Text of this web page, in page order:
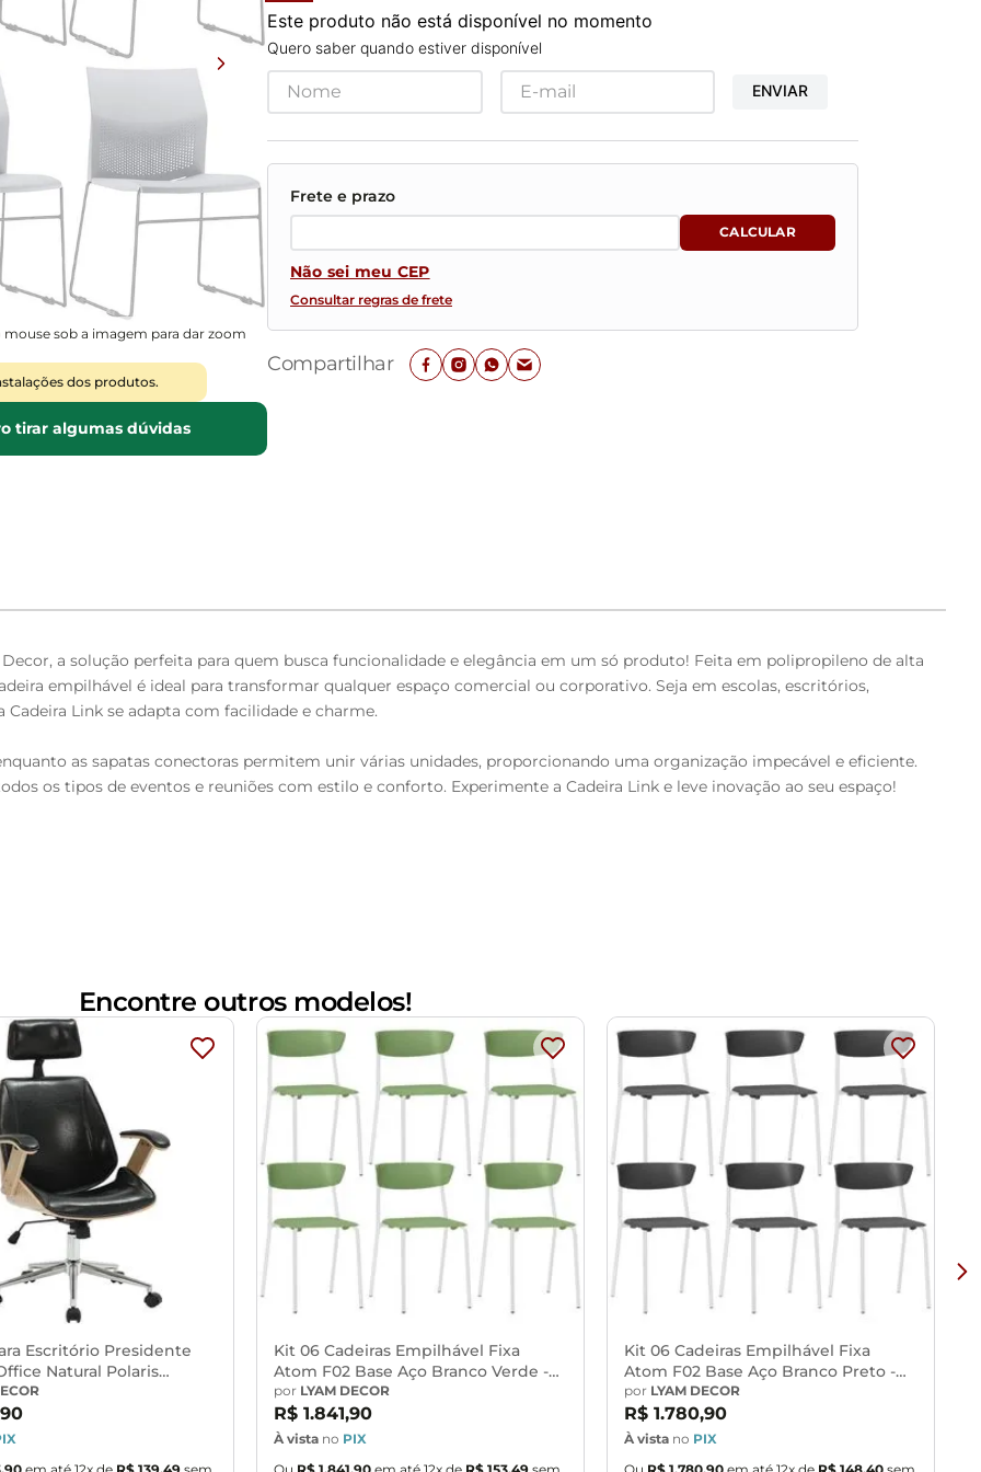
Baú Organizador
Ver todos
mouse sob a imagem para dar zoom
dos produtos.
tirar algumas dúvidas
Este produto não está disponível no momento
Quero saber quando estiver disponível
ENVIAR
Não sei meu CEP
Consultar regras de frete
Compartilhar
Decor, a solução perfeita para quem busca funcionalidade e elegância em um só produto! Feita em polipropileno de alta
empilhável é ideal para transformar qualquer espaço comercial ou corporativo. Seja em escolas, escritórios,
Link se adapta com facilidade e charme.
as sapatas conectoras permitem unir várias unidades, proporcionando uma organização impecável e eficiente.
os tipos de eventos e reuniões com estilo e conforto. Experimente a Cadeira Link e leve inovação ao seu espaço!
na tonalidade Branco.
a pó com proteção antiferrugem, na tonalidade Cinza.
encaixe lateral entre Cadeiras Fixa, possibilitando o alinhamento e organização em espaços coletivos, e prevenção de
com pano levemente umedecido em água limpa, sem esfregar, não utilizar produtos abrasivos,
Encontre outros modelos!
Escritório Presidente
Natural Polaris
Preto - Lyam Decor
90
Kit 06 Cadeiras Empilhável Fixa
Atom F02 Base Aço Branco Verde -
Lyam Decor
por LYAM DECOR
R$ 1.841,90
À vista no PIX
Kit 06 Cadeiras Empilhável Fixa
Atom F02 Base Aço Branco Preto -
Lyam Decor
por LYAM DECOR
R$ 1.780,90
À vista no PIX